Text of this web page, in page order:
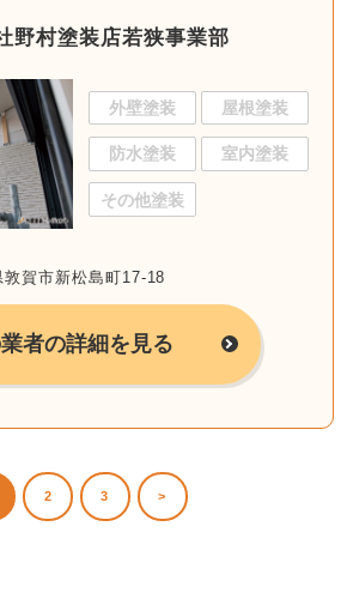
野村塗装店若狭事業部
外壁塗装 屋根塗装
防水塗装 室内塗装
その他塗装
賀市新松島町17-18
者の詳細を見る
2 3 >